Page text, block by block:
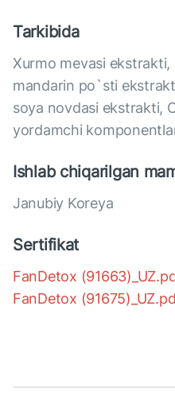
Tarkibida
Xurmo mevasi
mandarin po`sti
soya novdasi ekstrakti,
yordamchi
Ishlab chiqarilgan
Janubiy Koreya
Sertifikat
FanDetox
FanDetox